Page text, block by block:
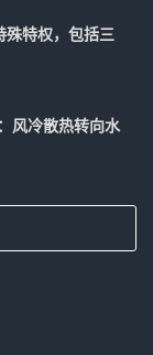
殊特权，包括三
风冷散热转向水